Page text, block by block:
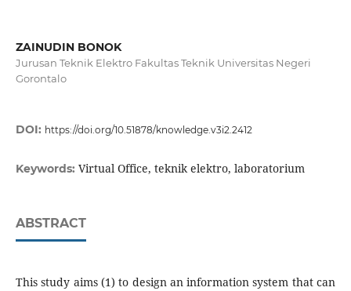
ZAINUDIN BONOK
Jurusan Teknik Elektro Fakultas Teknik Universitas Negeri
Gorontalo
DOI: https://doi.org/10.51878/knowledge.v3i2.2412
Keywords: Virtual Office, teknik elektro, laboratorium
ABSTRACT
This study aims (1) to design an information system that can